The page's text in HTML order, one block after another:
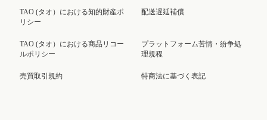
TAO (タオ）における知的財産ポ
リシー
TAO (タオ）における商品リコー
ルポリシー
売買取引規約
配送遅延補償
プラットフォーム苦情・紛争処
理規程
特商法に基づく表記